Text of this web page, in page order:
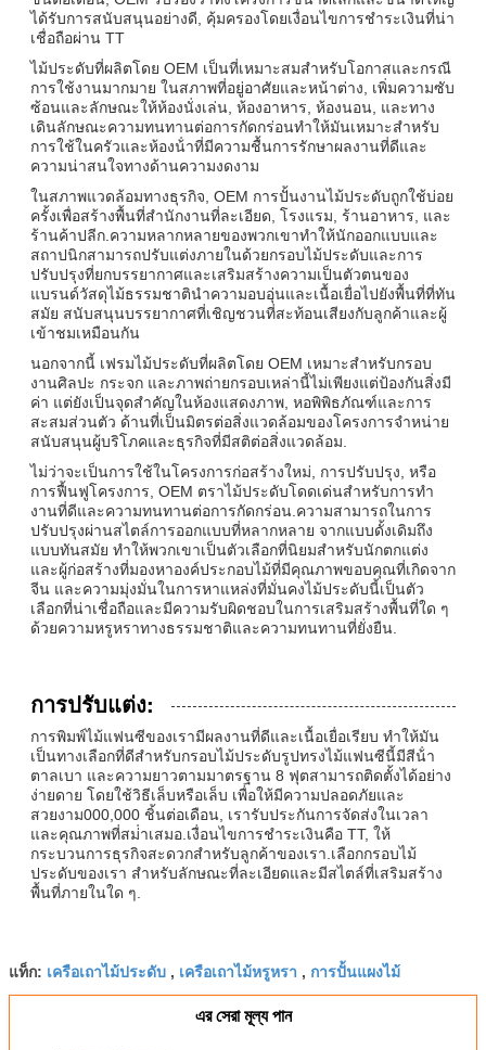
ได้รับการสนับสนุนอย่างดี, คุ้มครองโดยเงื่อนไขการชําระเงินที่น่า
เชื่อถือผ่าน TT
ไม้ประดับที่ผลิตโดย OEM เป็นที่เหมาะสมสําหรับโอกาสและกรณี
การใช้งานมากมาย ในสภาพที่อยู่อาศัยและหน้าต่าง, เพิ่มความซับ
ซ้อนและลักษณะให้ห้องนั่งเล่น, ห้องอาหาร, ห้องนอน, และทาง
เดินลักษณะความทนทานต่อการกัดกร่อนทําให้มันเหมาะสําหรับ
การใช้ในครัวและห้องน้ําที่มีความชื้นการรักษาผลงานที่ดีและ
ความน่าสนใจทางด้านความงดงาม
ในสภาพแวดล้อมทางธุรกิจ, OEM การปั้นงานไม้ประดับถูกใช้บ่อย
ครั้งเพื่อสร้างพื้นที่สํานักงานที่ละเอียด, โรงแรม, ร้านอาหาร, และ
ร้านค้าปลีก.ความหลากหลายของพวกเขาทําให้นักออกแบบและ
สถาปนิกสามารถปรับแต่งภายในด้วยกรอบไม้ประดับและการ
ปรับปรุงที่ยกบรรยากาศและเสริมสร้างความเป็นตัวตนของ
แบรนด์วัสดุไม้ธรรมชาตินําความอบอุ่นและเนื้อเยื่อไปยังพื้นที่ที่ทัน
สมัย สนับสนุนบรรยากาศที่เชิญชวนที่สะท้อนเสียงกับลูกค้าและผู้
เข้าชมเหมือนกัน
นอกจากนี้ เฟรมไม้ประดับที่ผลิตโดย OEM เหมาะสําหรับกรอบ
งานศิลปะ กระจก และภาพถ่ายกรอบเหล่านี้ไม่เพียงแต่ป้องกันสิ่งมี
ค่า แต่ยังเป็นจุดสําคัญในห้องแสดงภาพ, หอพิพิธภัณฑ์และการ
สะสมส่วนตัว ด้านที่เป็นมิตรต่อสิ่งแวดล้อมของโครงการจําหน่าย
สนับสนุนผู้บริโภคและธุรกิจที่มีสติต่อสิ่งแวดล้อม.
ไม่ว่าจะเป็นการใช้ในโครงการก่อสร้างใหม่, การปรับปรุง, หรือ
การฟื้นฟูโครงการ, OEM ตราไม้ประดับโดดเด่นสําหรับการทํา
งานที่ดีและความทนทานต่อการกัดกร่อน.ความสามารถในการ
ปรับปรุงผ่านสไตล์การออกแบบที่หลากหลาย จากแบบดั้งเดิมถึง
แบบทันสมัย ทําให้พวกเขาเป็นตัวเลือกที่นิยมสําหรับนักตกแต่ง
และผู้ก่อสร้างที่มองหาองค์ประกอบไม้ที่มีคุณภาพขอบคุณที่เกิดจาก
จีน และความมุ่งมั่นในการหาแหล่งที่มั่นคงไม้ประดับนี้เป็นตัว
เลือกที่น่าเชื่อถือและมีความรับผิดชอบในการเสริมสร้างพื้นที่ใด ๆ
ด้วยความหรูหราทางธรรมชาติและความทนทานที่ยั่งยืน.
การปรับแต่ง:
การพิมพ์ไม้แฟนซีของเรามีผลงานที่ดีและเนื้อเยื่อเรียบ ทําให้มัน
เป็นทางเลือกที่ดีสําหรับกรอบไม้ประดับรูปทรงไม้แฟนซีนี้มีสีน้ํา
ตาลเบา และความยาวตามมาตรฐาน 8 ฟุตสามารถติดตั้งได้อย่าง
ง่ายดาย โดยใช้วิธีเล็บหรือเล็บ เพื่อให้มีความปลอดภัยและ
สวยงาม000,000 ชิ้นต่อเดือน, เรารับประกันการจัดส่งในเวลา
และคุณภาพที่สม่ําเสมอ.เงื่อนไขการชําระเงินคือ TT, ให้
กระบวนการธุรกิจสะดวกสําหรับลูกค้าของเรา.เลือกกรอบไม้
ประดับของเรา สําหรับลักษณะที่ละเอียดและมีสไตล์ที่เสริมสร้าง
พื้นที่ภายในใด ๆ.
แท็ก: เครือเถาไม้ประดับ , เครือเถาไม้หรูหรา , การปั้นแผงไม้
এর সেরা মূল্য পান